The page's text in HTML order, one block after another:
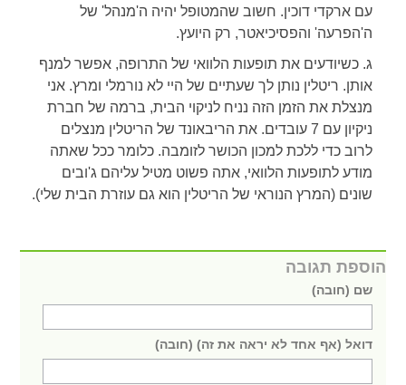
עם ארקדי דוכין. חשוב שהמטופל יהיה ה'מנהל' של
ה'הפרעה' והפסיכיאטר, רק היועץ.
ג. כשיודעים את תופעות הלוואי של התרופה, אפשר למנף
אותן. ריטלין נותן לך שעתיים של היי לא נורמלי ומרץ. אני
מנצלת את הזמן הזה נניח לניקוי הבית, ברמה של חברת
ניקיון עם 7 עובדים. את הריבאונד של הריטלין מנצלים
לרוב כדי ללכת למכון הכושר לזומבה. כלומר ככל שאתה
מודע לתופעות הלוואי, אתה פשוט מטיל עליהם ג'ובים
שונים (המרץ הנוראי של הריטלין הוא גם עוזרת הבית שלי).
הוספת תגובה
שם (חובה)
דואל (אף אחד לא יראה את זה) (חובה)